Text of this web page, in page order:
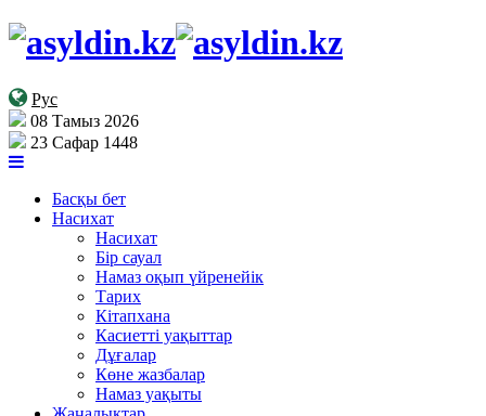
Рус
08 Тамыз 2026
23 Сафар 1448
Басқы бет
Насихат
Насихат
Бір сауал
Намаз оқып үйренейік
Тарих
Кітапхана
Касиетті уақыттар
Дұғалар
Көне жазбалар
Намаз уақыты